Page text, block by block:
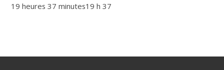
19 heures 37 minutes19 h 37